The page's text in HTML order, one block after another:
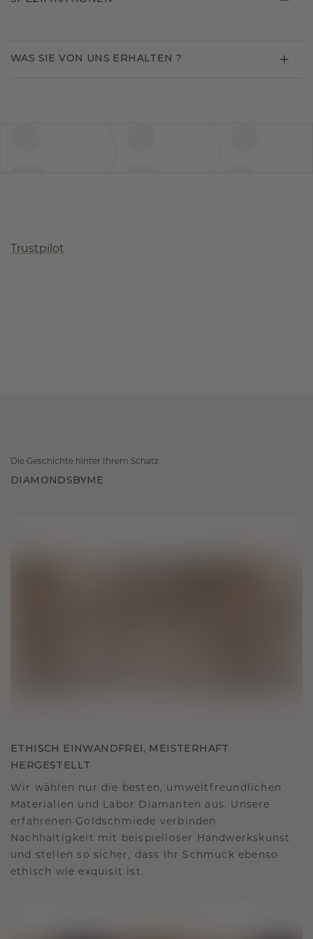
WAS SIE VON UNS ERHALTEN ?
Trustpilot
Die Geschichte hinter Ihrem Schatz
DIAMONDSBYME
ETHISCH EINWANDFREI, MEISTERHAFT
HERGESTELLT
Wir wählen nur die besten, umweltfreundlichen
Materialien und Labor Diamanten aus. Unsere
erfahrenen Goldschmiede verbinden
Nachhaltigkeit mit beispielloser Handwerkskunst
und stellen so sicher, dass Ihr Schmuck ebenso
ethisch wie exquisit ist.